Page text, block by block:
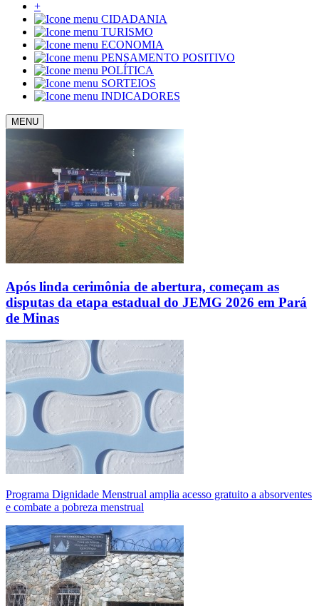
+
CIDADANIA
TURISMO
ECONOMIA
PENSAMENTO POSITIVO
POLÍTICA
SORTEIOS
INDICADORES
MENU
Após linda cerimônia de abertura, começam as
disputas da etapa estadual do JEMG 2026 em Pará
de Minas
Programa Dignidade Menstrual amplia acesso gratuito a absorventes
e combate a pobreza menstrual